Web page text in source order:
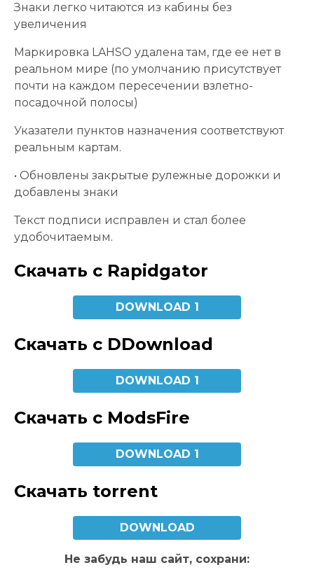
Знаки легко читаются из кабины без
увеличения
Маркировка LAHSO удалена там, где ее нет в
реальном мире (по умолчанию присутствует
почти на каждом пересечении взлетно-
посадочной полосы)
Указатели пунктов назначения соответствуют
реальным картам.
• Обновлены закрытые рулежные дорожки и
добавлены знаки
Текст подписи исправлен и стал более
удобочитаемым.
Скачать с Rapidgator
DOWNLOAD 1
Скачать с DDownload
DOWNLOAD 1
Скачать с ModsFire
DOWNLOAD 1
Скачать torrent
DOWNLOAD
Не забудь наш сайт, сохрани: